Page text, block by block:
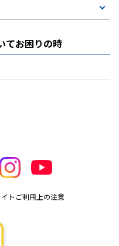
てお困りの時
トご利用上の注意